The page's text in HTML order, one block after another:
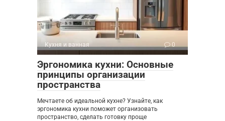
Кухня и ванная 0
Эргономика кухни: Основные
принципы организации
пространства
Мечтаете об идеальной кухне? Узнайте, как
эргономика кухни поможет организовать
пространство, сделать готовку проще